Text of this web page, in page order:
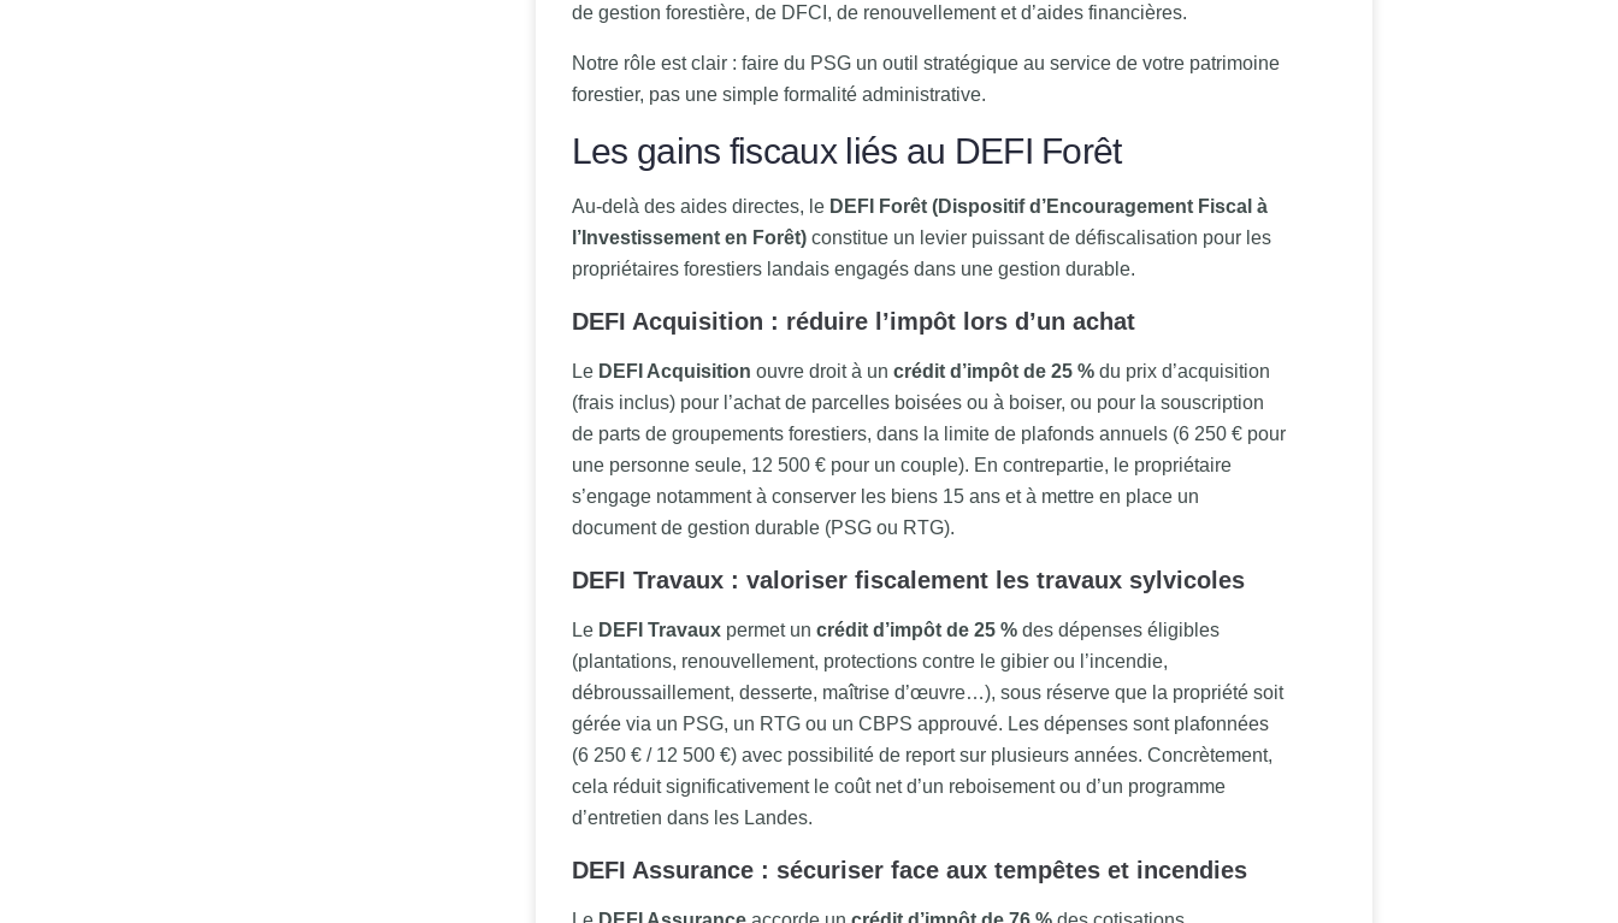
de gestion forestière, de DFCI, de renouvellement et d’aides financières.
Notre rôle est clair : faire du PSG un outil stratégique au service de votre patrimoine
forestier, pas une simple formalité administrative.
Les gains fiscaux liés au DEFI Forêt
Au-delà des aides directes, le DEFI Forêt (Dispositif d’Encouragement Fiscal à
l’Investissement en Forêt)constitue un levier puissant de défiscalisation pour les
propriétaires forestiers landais engagés dans une gestion durable.
DEFI Acquisition : réduire l’impôt lors d’un achat
Le DEFI Acquisition ouvre droit à un crédit d’impôt de 25 %du prix d’acquisition
(frais inclus) pour l’achat de parcelles boisées ou à boiser, ou pour la souscription
de parts de groupements forestiers, dans la limite de plafonds annuels (6 250 € pour
une personne seule, 12 500 € pour un couple). En contrepartie, le propriétaire
s’engage notamment à conserver les biens 15 ans et à mettre en place un
document de gestion durable (PSG ou RTG).
DEFI Travaux : valoriser fiscalement les travaux sylvicoles
Le DEFI Travauxpermet un crédit d’impôt de 25 %des dépenses éligibles
(plantations, renouvellement, protections contre le gibier ou l’incendie,
débroussaillement, desserte, maîtrise d’œuvre…), sous réserve que la propriété soit
gérée via un PSG, un RTG ou un CBPS approuvé. Les dépenses sont plafonnées
(6 250 € / 12 500 €) avec possibilité de report sur plusieurs années. Concrètement,
cela réduit significativement le coût net d’un reboisement ou d’un programme
d’entretien dans les Landes.
DEFI Assurance : sécuriser face aux tempêtes et incendies